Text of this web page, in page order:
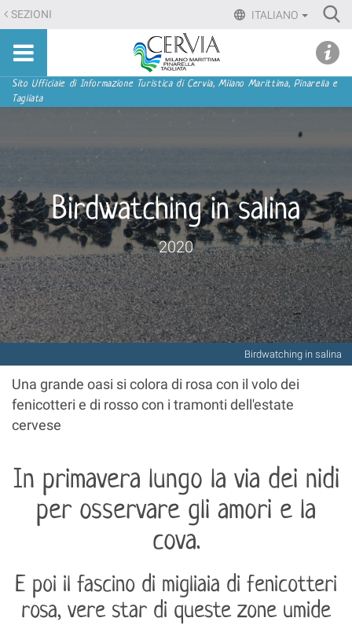
Salta
ai
contenuti.
Salta
alla
ITALIANO
SEZIONI
Sito
turistico
ufficiale
Marittima,
Tagliata
Sezioni
Sito Ufficiale di Informazione Turistica di Cervia, Milano Marittima, Pinarella e
Tagliata
Birdwatching in salina
Birdwatching in salina
2020
Una grande oasi si colora di rosa con il volo dei
fenicotteri e di rosso con i tramonti dell'estate
cervese
In primavera lungo la via dei nidi
per osservare gli amori e la
cova.
E poi il fascino di migliaia di fenicotteri
rosa, vere star di queste zone umide
menu